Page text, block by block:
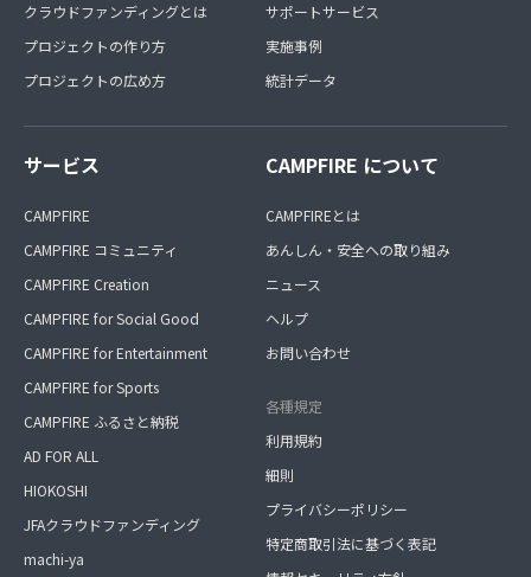
クラウドファンディングとは
プロジェクトの作り方
プロジェクトの広め方
サポートサービス
実施事例
統計データ
サービス
CAMPFIRE
CAMPFIRE コミュニティ
CAMPFIRE Creation
CAMPFIRE for Social Good
CAMPFIRE for Entertainment
CAMPFIRE for Sports
CAMPFIRE ふるさと納税
AD FOR ALL
HIOKOSHI
JFAクラウドファンディング
machi-ya
CAMPFIRE について
CAMPFIREとは
あんしん・安全への取り組み
ニュース
ヘルプ
お問い合わせ
各種規定
利用規約
細則
プライバシーポリシー
特定商取引法に基づく表記